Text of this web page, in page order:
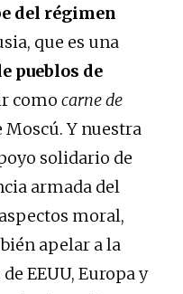
del régimen
que es una
pueblos de
como carne de
Y nuestra
solidario de
armada del
moral,
apelar a la
EEUU, Europa y